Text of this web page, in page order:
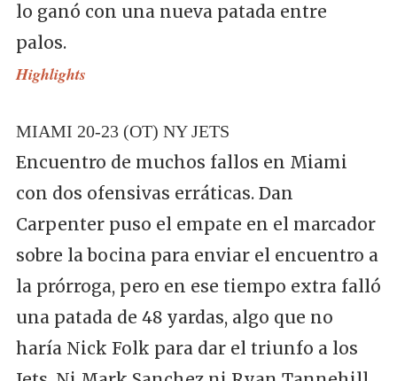
lo ganó con una nueva patada entre
palos.
Highlights
MIAMI 20-23 (OT) NY JETS
Encuentro de muchos fallos en Miami
con dos ofensivas erráticas. Dan
Carpenter puso el empate en el marcador
sobre la bocina para enviar el encuentro a
la prórroga, pero en ese tiempo extra falló
una patada de 48 yardas, algo que no
haría Nick Folk para dar el triunfo a los